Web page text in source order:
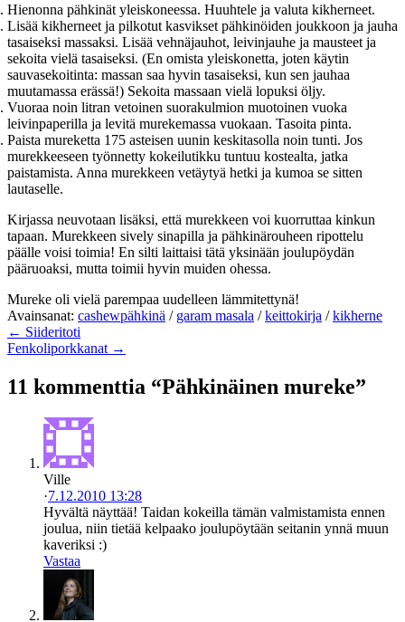
Hienonna pähkinät yleiskoneessa. Huuhtele ja valuta kikherneet.
Lisää kikherneet ja pilkotut kasvikset pähkinöiden joukkoon ja jauha
tasaiseksi massaksi. Lisää vehnäjauhot, leivinjauhe ja mausteet ja
sekoita vielä tasaiseksi. (En omista yleiskonetta, joten käytin
sauvasekoitinta: massan saa hyvin tasaiseksi, kun sen jauhaa
muutamassa erässä!) Sekoita massaan vielä lopuksi öljy.
Vuoraa noin litran vetoinen suorakulmion muotoinen vuoka
leivinpaperilla ja levitä murekemassa vuokaan. Tasoita pinta.
Paista mureketta 175 asteisen uunin keskitasolla noin tunti. Jos
murekkeeseen työnnetty kokeilutikku tuntuu kostealta, jatka
paistamista. Anna murekkeen vetäytyä hetki ja kumoa se sitten
lautaselle.
Kirjassa neuvotaan lisäksi, että murekkeen voi kuorruttaa kinkun
tapaan. Murekkeen sively sinapilla ja pähkinärouheen ripottelu
päälle voisi toimia! En silti laittaisi tätä yksinään joulupöydän
pääruoaksi, mutta toimii hyvin muiden ohessa.
Mureke oli vielä parempaa uudelleen lämmitettynä!
Avainsanat: cashewpähkinä / garam masala /keittokirja /kikherne
← Siideritoti
Fenkoliporkkanat →
11 kommenttia “Pähkinäinen mureke”
Ville
·7.12.2010 13:28
Hyvältä näyttää! Taidan kokeilla tämän valmistamista ennen
joulua, niin tietää kelpaako joulupöytään seitanin ynnä muun
kaveriksi :)
Vastaa